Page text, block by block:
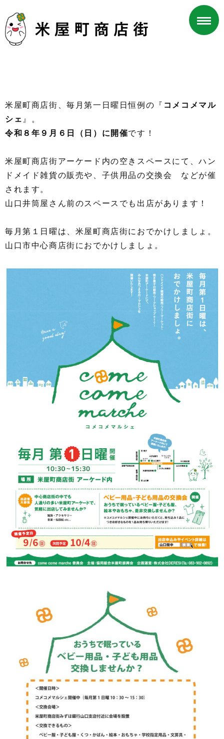
米屋町商店街、毎月第一日曜日恒例の『 コメコメマル
シェ 』。
令和８ 年９月６日（日）に開催です！
米屋町商店街アーケード内の空きスペースにて、ハン
ドメイド雑貨の販売や、子供用品の交換会 などが催
されます。
山口井筒屋さん前のスペースでも出店があります！
毎月第１日曜は、米屋町商店街におでかけしましょ。
山口市中心商店街におでかけしましょ。